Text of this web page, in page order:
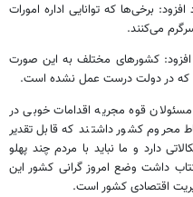
برخی‌ها که توانایی اداره امورات
می‌کنند.
افزود: کشورهای مختلف به این صورت
که در دولت درست عمل نشده است.
قوه مجریه اقدامات خوبی در
کشور داشتند که قابل تقدیر
دارد و ما نباید با مردم چند پهلو
داشت وضع امروز گرانی کشور این
اقتصادی کشور است.